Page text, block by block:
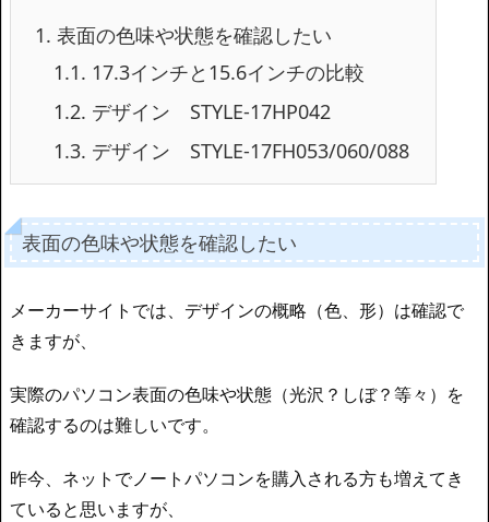
1. 表面の色味や状態を確認したい
1.1. 17.3インチと15.6インチの比較
1.2. デザイン STYLE-17HP042
1.3. デザイン STYLE-17FH053/060/088
表面の色味や状態を確認したい
メーカーサイトでは、デザインの概略（色、形）は確認で
きますが、
実際のパソコン表面の色味や状態（光沢？しぼ？等々）を
確認するのは難しいです。
昨今、ネットでノートパソコンを購入される方も増えてき
ていると思いますが、